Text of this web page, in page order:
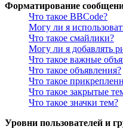
Форматирование
Что такое BBCode?
Могу ли я
Что такое смайлики?
Могу ли я добавлять
Что такое важные
Что такое объявления?
Что такое
Что такое закрытые
Что такое значки тем?
Уровни пользователей и